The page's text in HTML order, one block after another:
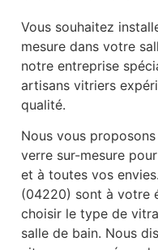
Vous souhaitez
mesure dans votre
notre entreprise
artisans vitriers
qualité.
Nous vous
verre sur-mesure
et à toutes vos
(04220) sont à votre
choisir le type de
salle de bain. Nous